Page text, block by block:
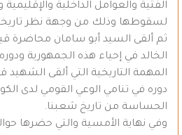
الفتية والعوامل الداخلية
لسقوطها وذلك من وجهة نظر
ثم ألقى السيد أبو سامان محاضرة
الخالد في إحياء هذه الجمهورية
المهمة التاريخية التي ألقى
دوره في تنامي الوعي القومي لدى
الحساسة من تاريخ شعبنا.
وفي نهاية الأمسية والتي حضرها